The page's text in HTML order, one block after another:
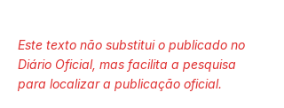
Este texto não substitui o publicado no
Diário Oficial, mas facilita a pesquisa
para localizar a publicação oficial.